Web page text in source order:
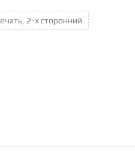
2-х сторонний